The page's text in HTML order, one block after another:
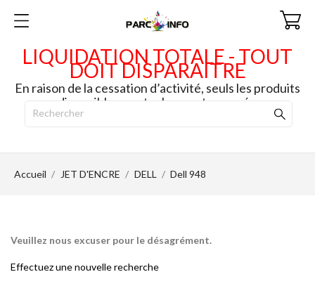
LIQUIDATION TOTALE - TOUT
DOIT DISPARAITRE
En raison de la cessation d’activité, seuls les produits
disponibles en stock seront envoyés.
Accueil JET D'ENCRE DELL Dell 948
Veuillez nous excuser pour le désagrément.
Effectuez une nouvelle recherche